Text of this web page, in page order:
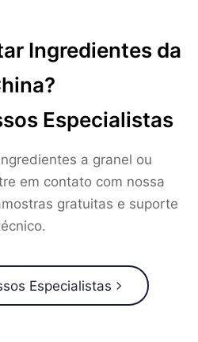
Ingredientes da
Especialistas
a granel ou
em contato com nossa
gratuitas e suporte
Especialistas